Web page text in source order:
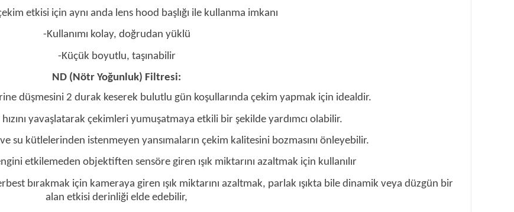
etkisi için aynı anda lens hood başlığı ile kullanma imkanı
-Kullanımı kolay, doğrudan yüklü
-Küçük boyutlu, taşınabilir
ND (Nötr Yoğunluk) Filtresi:
düşmesini 2 durak keserek bulutlu gün koşullarında çekim yapmak için idealdir.
yavaşlatarak çekimleri yumuşatmaya etkili bir şekilde yardımcı olabilir.
su kütlelerinden istenmeyen yansımaların çekim kalitesini bozmasını önleyebilir.
etkilemeden objektiften sensöre giren ışık miktarını azaltmak için kullanılır
bırakmak için kameraya giren ışık miktarını azaltmak, parlak ışıkta bile dinamik veya düzgün bir
alan etkisi derinliği elde edebilir,